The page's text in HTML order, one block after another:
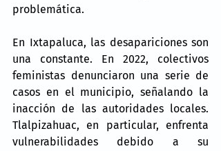
problemática.
En Ixtapaluca, las desapariciones son
una constante. En 2022, colectivos
feministas denunciaron una serie de
casos en el municipio, señalando la
inacción de las autoridades locales.
Tlalpizahuac, en particular, enfrenta
vulnerabilidades debido a su